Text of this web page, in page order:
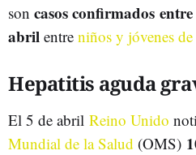
son casos confirmados
abril entre niños y jóvenes
Hepatitis aguda
El 5 de abril Reino Unido
Mundial de la Salud (OMS)